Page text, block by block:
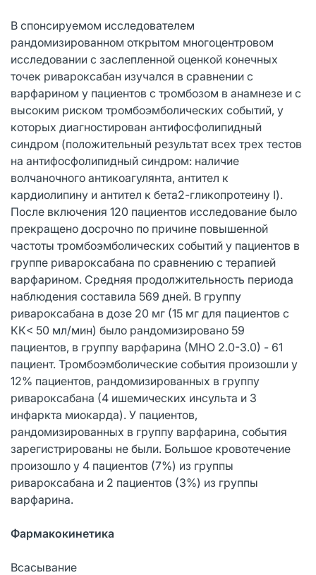
В спонсируемом исследователем
рандомизированном открытом многоцентровом
исследовании с заслепленной оценкой конечных
точек ривароксабан изучался в сравнении с
варфарином у пациентов с тромбозом в анамнезе и с
высоким риском тромбоэмболических событий, у
которых диагностирован антифосфолипидный
синдром (положительный результат всех трех тестов
на антифосфолипидный синдром: наличие
волчаночного антикоагулянта, антител к
кардиолипину и антител к бета2-гликопротеину I).
После включения 120 пациентов исследование было
прекращено досрочно по причине повышенной
частоты тромбоэмболических событий у пациентов в
группе ривароксабана по сравнению с терапией
варфарином. Средняя продолжительность периода
наблюдения составила 569 дней. В группу
ривароксабана в дозе 20 мг (15 мг для пациентов с
КК< 50 мл/мин) было рандомизировано 59
пациентов, в группу варфарина (МНО 2.0-3.0) - 61
пациент. Тромбоэмболические события произошли у
12% пациентов, рандомизированных в группу
ривароксабана (4 ишемических инсульта и 3
инфаркта миокарда). У пациентов,
рандомизированных в группу варфарина, события
зарегистрированы не были. Большое кровотечение
произошло у 4 пациентов (7%) из группы
ривароксабана и 2 пациентов (3%) из группы
варфарина.
Фармакокинетика
Всасывание